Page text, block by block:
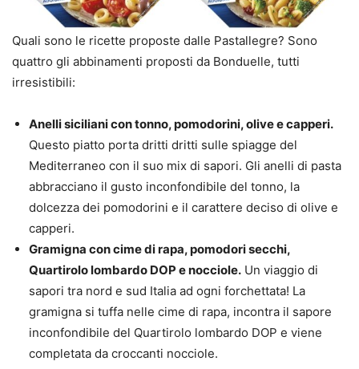
Quali sono le ricette proposte dalle Pastallegre? Sono
quattro gli abbinamenti proposti da Bonduelle, tutti
irresistibili:
Anelli siciliani con tonno, pomodorini, olive e capperi.
Questo piatto porta dritti dritti sulle spiagge del
Mediterraneo con il suo mix di sapori. Gli anelli di pasta
abbracciano il gusto inconfondibile del tonno, la
dolcezza dei pomodorini e il carattere deciso di olive e
capperi.
Gramigna con cime di rapa, pomodori secchi,
Quartirolo lombardo DOP e nocciole. Un viaggio di
sapori tra nord e sud Italia ad ogni forchettata! La
gramigna si tuffa nelle cime di rapa, incontra il sapore
inconfondibile del Quartirolo lombardo DOP e viene
completata da croccanti nocciole.